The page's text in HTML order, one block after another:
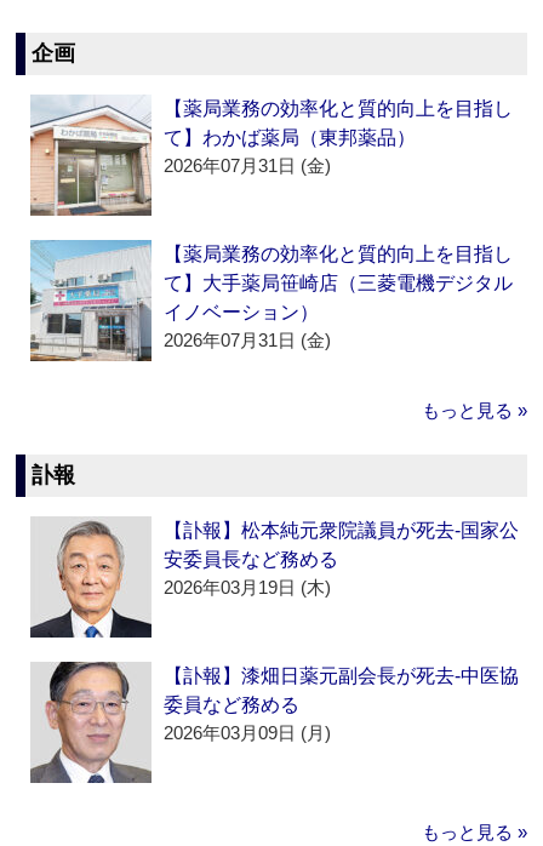
企画
【薬局業務の効率化と質的向上を目指し
て】わかば薬局（東邦薬品）
2026年07月31日 (金)
【薬局業務の効率化と質的向上を目指し
て】大手薬局笹崎店（三菱電機デジタル
イノベーション）
2026年07月31日 (金)
もっと見る »
訃報
【訃報】松本純元衆院議員が死去‐国家公
安委員長など務める
2026年03月19日 (木)
【訃報】漆畑日薬元副会長が死去‐中医協
委員など務める
2026年03月09日 (月)
もっと見る »